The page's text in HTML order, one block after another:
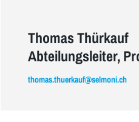
Thomas Thürkauf
Abteilungsleiter,
thomas.thuerkauf@selmoni.ch